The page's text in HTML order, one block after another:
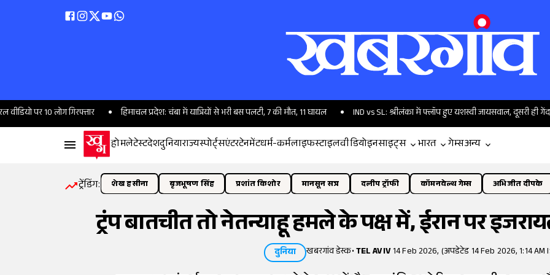
लोग गिरफ्तार हिमाचल प्रदेश: चंबा में यात्रियों से भरी बस पलटी, 7 की मौत, 11 घायल IND vs SL: श्रीलंका में फ्लॉप हुए यशस्वी जायसवाल, दूसरी ही गेंद पर थमाया
होमलेटेस्टदेशदुनियाराज्यस्पोर्ट्सएंटरटेनमेंटधर्म-कर्मलाइफस्टाइलवीडियोइनसाइट्स भारत गेम्सअन्य
ट्रेंडिंग: शेख हसीना बृजभूषण सिंह प्रशांत किशोर मानसून सत्र दलीप ट्रॉफी कॉमनवेल्थ गेम्स अभिजीत दीपके
ट्रंप बातचीत तो नेतन्याहू हमले के पक्ष में, ईरान पर
दुनिया खबरगांव डेस्क•TEL AVIV14 Feb 2026, (अपडेटेड 14 Feb 2026, 1:14 AM